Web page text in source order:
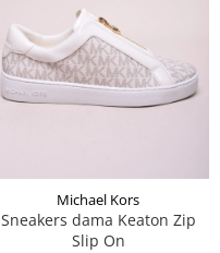
Michael Kors
Sneakers dama Keaton Zip
Slip On